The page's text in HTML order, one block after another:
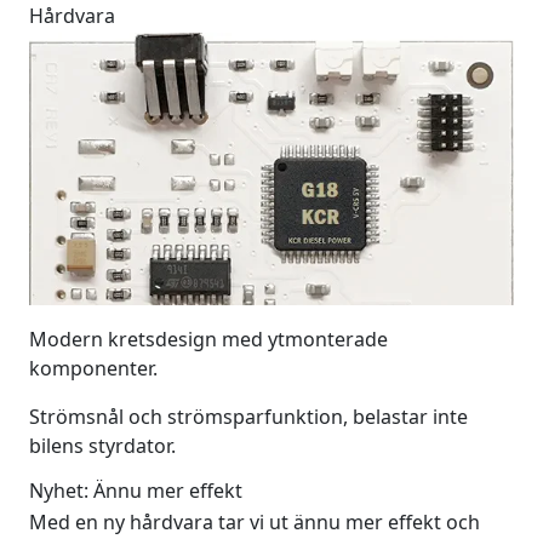
Hårdvara
Modern kretsdesign med ytmonterade
komponenter.
Strömsnål och strömsparfunktion, belastar inte
bilens styrdator.
Nyhet: Ännu mer effekt
Med en ny hårdvara tar vi ut ännu mer effekt och